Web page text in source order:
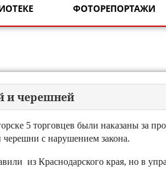
ФОТОРЕПОРТАЖИ
и черешней
5 торговцев были наказаны за
с нарушением закона.
из Краснодарского края, но в